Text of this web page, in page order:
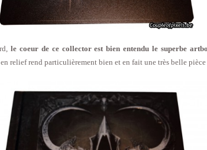
le coeur de ce collector est bien entendu le superbe
relief rend particulièrement bien et en fait une très belle